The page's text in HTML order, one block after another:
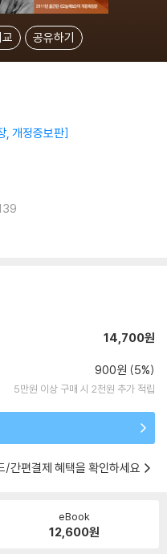
공유하기
, 개정증보판
14,700원
900원 (5%)
5만원 이상 구매 시 2천원 추가 적립
/간편결제 혜택을 확인하세요
eBook
12,600원